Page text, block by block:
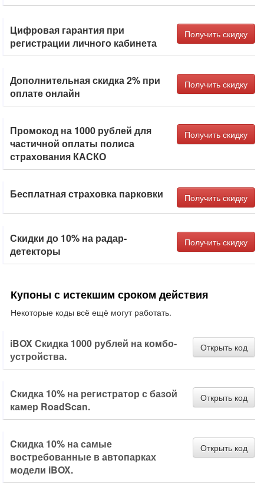
Цифровая гарантия при
регистрации личного кабинета
Получить скидку
Дополнительная скидка 2% при
оплате онлайн
Получить скидку
Промокод на 1000 рублей для
частичной оплаты полиса
страхования КАСКО
Получить скидку
Бесплатная страховка парковки Получить скидку
Скидки до 10% на радар-
детекторы
Получить скидку
Купоны с истекшим сроком действия
Некоторые коды всё ещё могут работать.
iBOX Скидка 1000 рублей на комбо-
устройства.
Открыть код
Cкидка 10% на регистратор с базой
камер RoadScan.
Открыть код
Cкидка 10% на самые
востребованные в автопарках
модели iBOX.
Открыть код